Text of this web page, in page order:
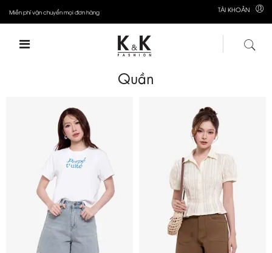
Miễn phí vận chuyển mọi đơn hàng TÀI KHOẢN
Quần